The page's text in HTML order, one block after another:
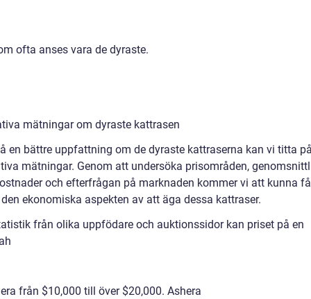
ofta anses vara de dyraste.
mätningar om dyraste kattrasen
en bättre uppfattning om de dyraste kattraserna kan vi titta
mätningar. Genom att undersöka prisområden,
och efterfrågan på marknaden kommer vi att kunna
ekonomiska aspekten av att äga dessa kattraser.
från olika uppfödare och auktionssidor kan priset på en
från $10,000 till över $20,000. Ashera